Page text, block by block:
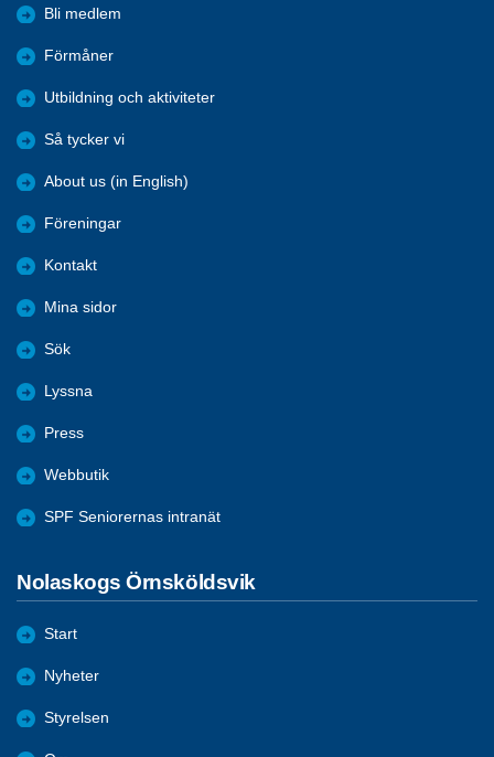
Bli medlem
Förmåner
Utbildning och aktiviteter
Så tycker vi
About us (in English)
Föreningar
Kontakt
Mina sidor
Sök
Lyssna
Press
Webbutik
SPF Seniorernas intranät
Nolaskogs Örnsköldsvik
Start
Nyheter
Styrelsen